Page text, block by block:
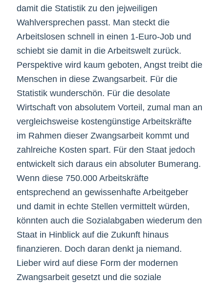
damit die Statistik zu den jejweiligen
Wahlversprechen passt. Man steckt die
Arbeitslosen schnell in einen 1-Euro-Job und
schiebt sie damit in die Arbeitswelt zurück.
Perspektive wird kaum geboten, Angst treibt die
Menschen in diese Zwangsarbeit. Für die
Statistik wunderschön. Für die desolate
Wirtschaft von absolutem Vorteil, zumal man an
vergleichsweise kostengünstige Arbeitskräfte
im Rahmen dieser Zwangsarbeit kommt und
zahlreiche Kosten spart. Für den Staat jedoch
entwickelt sich daraus ein absoluter Bumerang.
Wenn diese 750.000 Arbeitskräfte
entsprechend an gewissenhafte Arbeitgeber
und damit in echte Stellen vermittelt würden,
könnten auch die Sozialabgaben wiederum den
Staat in Hinblick auf die Zukunft hinaus
finanzieren. Doch daran denkt ja niemand.
Lieber wird auf diese Form der modernen
Zwangsarbeit gesetzt und die soziale